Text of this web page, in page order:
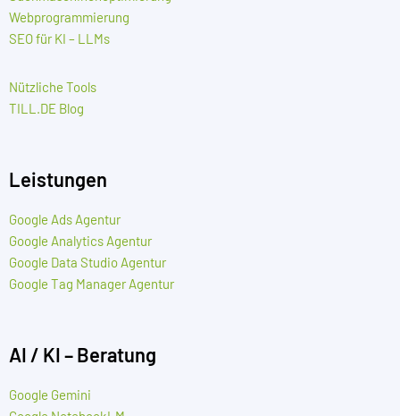
Webprogrammierung
SEO für KI – LLMs
Nützliche Tools
TILL.DE Blog
Leistungen
Google Ads Agentur
Google Analytics Agentur
Google Data Studio Agentur
Google Tag Manager Agentur
AI / KI – Beratung
Google Gemini